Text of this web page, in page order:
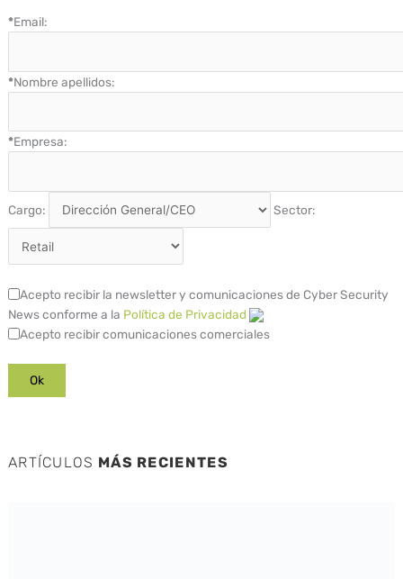
*Email:
*Nombre apellidos:
*Empresa:
Cargo: Sector:
Acepto recibir la newsletter y comunicaciones de Cyber Security
News conforme a la Política de Privacidad
Acepto recibir comunicaciones comerciales
ARTÍCULOS MÁS RECIENTES